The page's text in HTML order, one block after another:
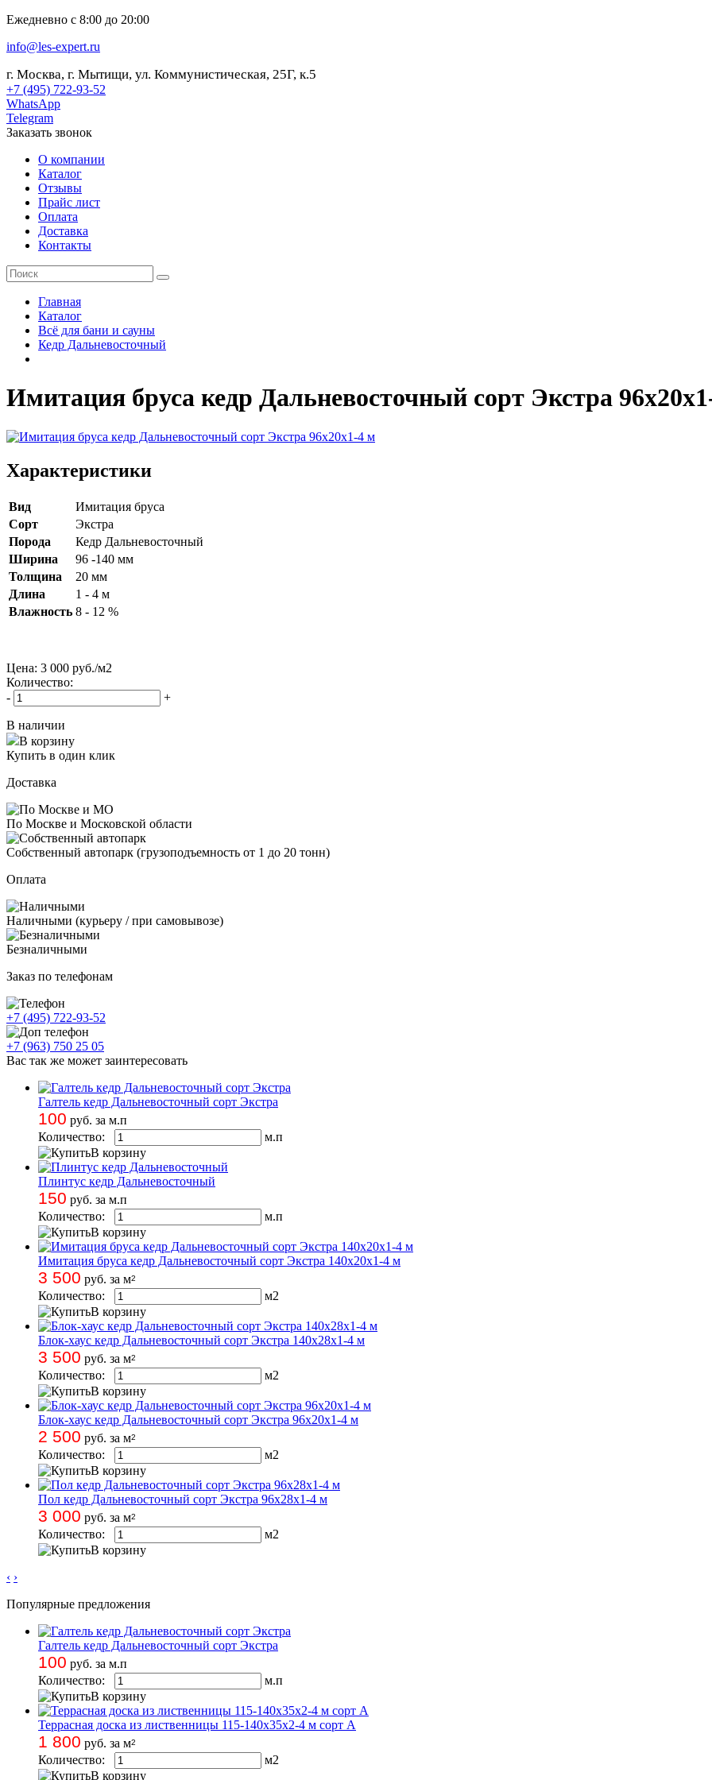
Ежедневно с 8:00 до 20:00
info@les-expert.ru
г. Москва, г. Мытищи, ул. Коммунистическая, 25Г, к.5
+7 (495) 722-93-52
WhatsApp
Telegram
Заказать звонок
О компании
Каталог
Отзывы
Прайс лист
Оплата
Доставка
Контакты
Главная
Каталог
Всё для бани и сауны
Кедр Дальневосточный
Имитация бруса кедр Дальневосточный сорт Экстра
Характеристики
Вид
Имитация бруса
Сорт
Экстра
Порода
Кедр Дальневосточный
Ширина
96 -140 мм
Толщина
20 мм
Длина
1 - 4 м
Влажность 8 - 12 %
Цена: 3 000 руб./м2
Количество:
-
+
В наличии
В корзину
Купить в один клик
Доставка
По Москве и Московской области
Собственный автопарк (грузоподъемность от 1 до 20 тонн)
Оплата
Наличными (курьеру / при самовывозе)
Безналичными
Заказ по телефонам
+7 (495) 722-93-52
+7 (963) 750 25 05
Вас так же может заинтересовать
Галтель кедр Дальневосточный сорт Экстра
100 руб. за м.п
Количество:
м.п
В корзину
Плинтус кедр Дальневосточный
150 руб. за м.п
Количество:
м.п
В корзину
Имитация бруса кедр Дальневосточный сорт Экстра 140х20х1-4 м
3 500 руб. за м2
Количество: м2
В корзину
Блок-хаус кедр Дальневосточный сорт Экстра 140х28х1-4 м
3 500 руб. за м2
Количество: м2
В корзину
Блок-хаус кедр Дальневосточный сорт Экстра 96х20х1-4 м
2 500 руб. за м2
Количество: м2
В корзину
Пол кедр Дальневосточный сорт Экстра 96х28х1-4 м
3 000 руб. за м2
Количество: м2
В корзину
‹ ›
Популярные предложения
Галтель кедр Дальневосточный сорт Экстра
100 руб. за м.п
Количество:
м.п
В корзину
Террасная доска из лиственницы 115-140х35х2-4 м сорт A
1 800 руб. за м2
Количество: м2
В корзину